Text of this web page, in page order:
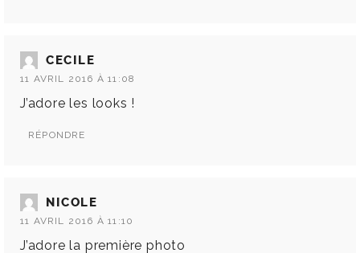
CECILE
11 AVRIL 2016 À 11:08
J’adore les looks !
RÉPONDRE
NICOLE
11 AVRIL 2016 À 11:10
J’adore la première photo